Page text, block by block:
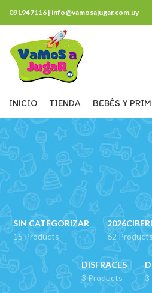
091947116 | info@vamosajugar.com.uy
INICIO TIENDA BEBÉS Y
SIN CATEGORIZAR
15 Products
62
DISFRACES
3 Products
3